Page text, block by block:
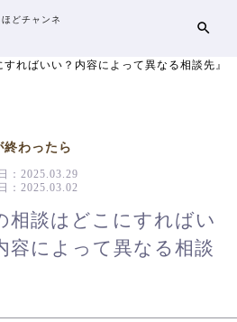
どチャンネ
すればいい？内容によって異なる相談先』
終わったら
： 2025.03.29
： 2025.03.02
相談はどこにすればい
容によって異なる相談